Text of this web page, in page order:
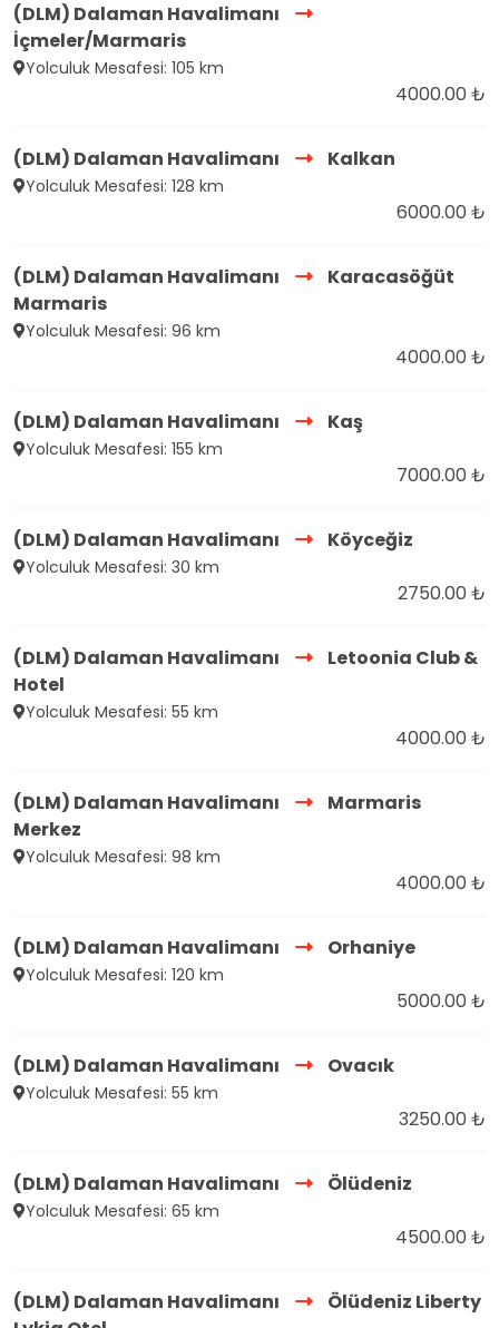
(DLM) Dalaman Havalimanı
İçmeler/Marmaris
Yolculuk Mesafesi: 105 km
4000.00 ₺
(DLM) Dalaman Havalimanı Kalkan
Yolculuk Mesafesi: 128 km
6000.00 ₺
(DLM) Dalaman Havalimanı
Karacasöğüt
Marmaris
Yolculuk Mesafesi: 96 km
4000.00 ₺
(DLM) Dalaman Havalimanı Kaş
Yolculuk Mesafesi: 155 km
7000.00 ₺
(DLM) Dalaman Havalimanı Köyceğiz
Yolculuk Mesafesi: 30 km
2750.00 ₺
(DLM) Dalaman Havalimanı
Letoonia Club &
Hotel
Yolculuk Mesafesi: 55 km
4000.00 ₺
(DLM) Dalaman Havalimanı
Marmaris
Merkez
Yolculuk Mesafesi: 98 km
4000.00 ₺
(DLM) Dalaman Havalimanı Orhaniye
Yolculuk Mesafesi: 120 km
5000.00 ₺
(DLM) Dalaman Havalimanı Ovacık
Yolculuk Mesafesi: 55 km
3250.00 ₺
(DLM) Dalaman Havalimanı Ölüdeniz
Yolculuk Mesafesi: 65 km
4500.00 ₺
(DLM) Dalaman Havalimanı
Ölüdeniz Liberty